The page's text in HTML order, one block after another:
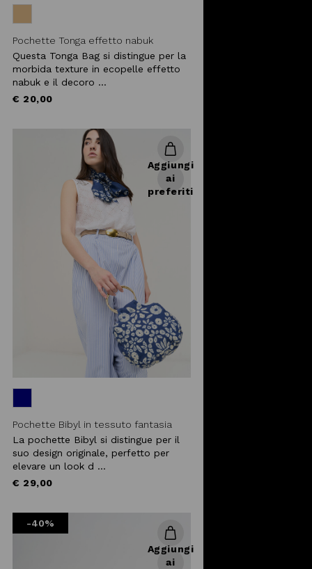
Pochette Tonga effetto nabuk
Questa Tonga Bag si distingue per la
morbida texture in ecopelle effetto
nabuk e il decoro ...
€ 20,00
Aggiungi
ai
preferiti
Pochette Bibyl in tessuto fantasia
La pochette Bibyl si distingue per il
suo design originale, perfetto per
elevare un look d ...
€ 29,00
-40%
Aggiungi
ai